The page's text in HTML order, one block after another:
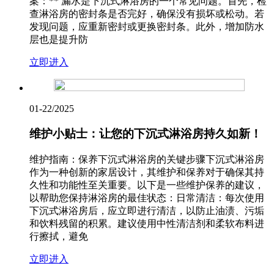
查淋浴房的密封条是否完好，确保没有损坏或松动。若
发现问题，应重新密封或更换密封条。此外，增加防水
层也是提升防
立即进入
01-22/2025
维护小贴士：让您的下沉式淋浴房持久如新！
维护指南：保养下沉式淋浴房的关键步骤下沉式淋浴房
作为一种创新的家居设计，其维护和保养对于确保其持
久性和功能性至关重要。以下是一些维护保养的建议，
以帮助您保持淋浴房的最佳状态：日常清洁：每次使用
下沉式淋浴房后，应立即进行清洁，以防止油渍、污垢
和饮料残留的积累。建议使用中性清洁剂和柔软布料进
行擦拭，避免
立即进入